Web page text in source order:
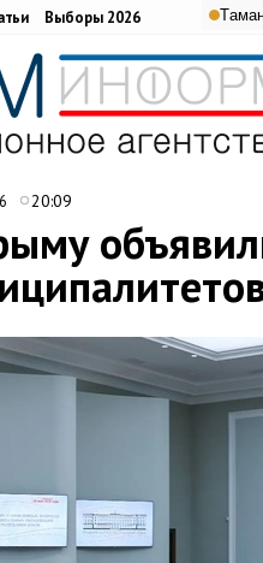
Выборы 2026
20:09